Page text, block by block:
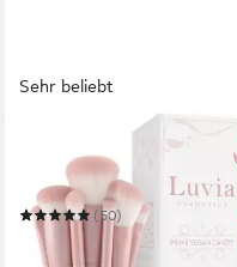
Sehr beliebt
LUVIA COSMETICS
Kosmetikpinsel-Set PRIME
VEGAN CANDY
(50)
39,99 € UVP 49,90 €